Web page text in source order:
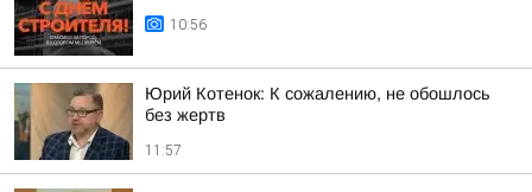
10:56
Юрий Котенок: К сожалению, не обошлось
без жертв
11:57